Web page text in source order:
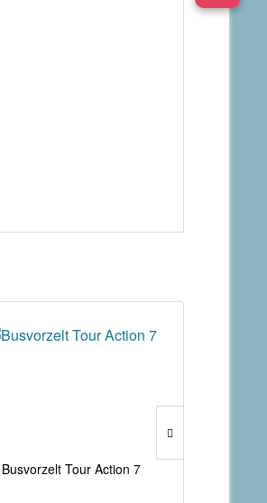
Busvorzelt Tour Action 7